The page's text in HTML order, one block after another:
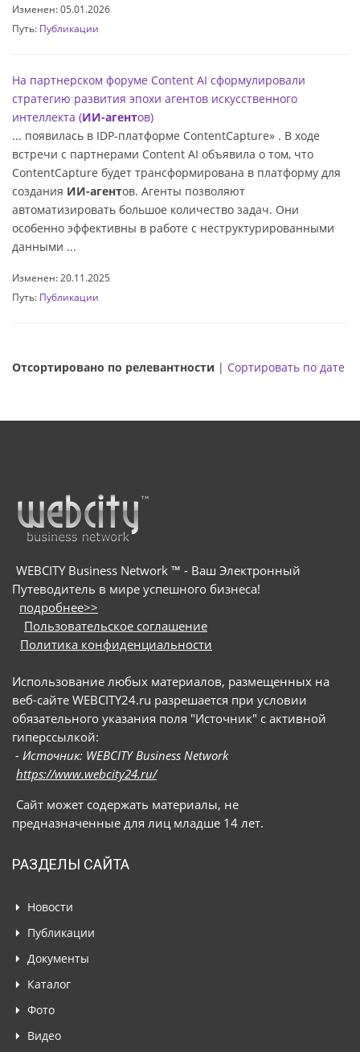
Изменен: 05.01.2026
Путь: Публикации
На партнерском форуме Content AI сформулировали
стратегию развития эпохи агентов искусственного
интеллекта (ИИ-агентов)
... появилась в IDP-платформе ContentCapture» . В ходе
встречи с партнерами Content AI объявила о том, что
ContentCapture будет трансформирована в платформу для
создания ИИ-агентов. Агенты позволяют
автоматизировать большое количество задач. Они
особенно эффективны в работе с неструктурированными
данными ...
Изменен: 20.11.2025
Путь: Публикации
Отсортировано по релевантности | Сортировать по дате
WEBCITY Business Network ™ - Ваш Электронный
Путеводитель в мире успешного бизнеса!
подробнее>>
Пользовательское соглашение
Политика конфиденциальности
Использование любых материалов, размещенных на
веб-сайте WEBCITY24.ru разрешается при условии
обязательного указания поля "Источник" с активной
гиперссылкой:
- Источник: WEBCITY Business Network
https://www.webcity24.ru/
Сайт может содержать материалы, не
предназначенные для лиц младше 14 лет.
РАЗДЕЛЫ САЙТА
Новости
Публикации
Документы
Каталог
Фото
Видео